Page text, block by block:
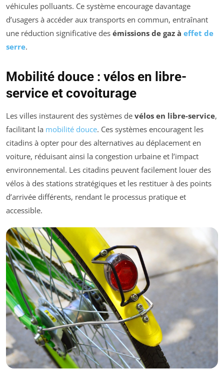
véhicules polluants. Ce système encourage davantage
d’usagers à accéder aux transports en commun, entraînant
une réduction significative des émissions de gaz à effet de
serre.
Mobilité douce : vélos en libre-
service et covoiturage
Les villes instaurent des systèmes de vélos en libre-service,
facilitant la mobilité douce. Ces systèmes encouragent les
citadins à opter pour des alternatives au déplacement en
voiture, réduisant ainsi la congestion urbaine et l’impact
environnemental. Les citadins peuvent facilement louer des
vélos à des stations stratégiques et les restituer à des points
d’arrivée différents, rendant le processus pratique et
accessible.